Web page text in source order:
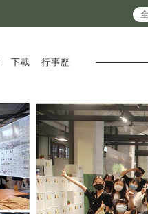
下載 行事歷